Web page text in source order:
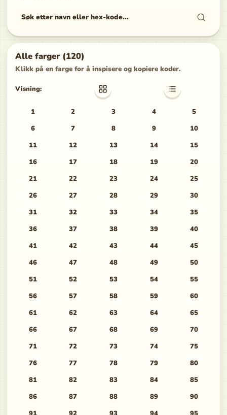
Søk etter navn eller HEX-kode
Alle farger (120)
Klikk på en farge for å inspisere og kopiere koder.
Visning:
1 2 3 4
5
6
7 8 9
10
11
12 13 14
15
16
17 18 19
20
21
22 23 24
25
26
27 28 29
30
31
32 33 34
35
36
37 38 39
40
41
42 43 44
45
46
47 48 49
50
51
52 53 54
55
56
57 58 59
60
61
62 63 64
65
66
67 68 69
70
71
72 73 74
75
76
77 78 79
80
81
82 83 84
85
86
87 88 89
90